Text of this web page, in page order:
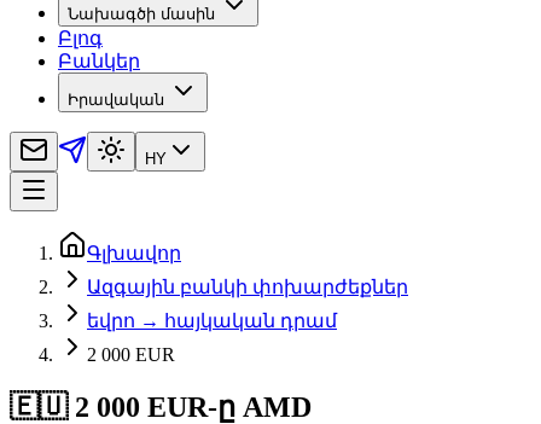
Նախագծի մասին
Բլոգ
Բանկեր
Իրավական
HY
Գլխավոր
Ազգային բանկի փոխարժեքներ
եվրո → հայկական դրամ
2 000 EUR
🇪🇺 2 000 EUR-ը AMD